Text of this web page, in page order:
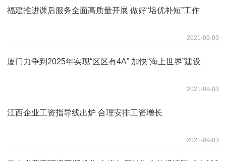
福建推进课后服务全面高质量开展 做好“培优补短”工作
2021-09-03
厦门力争到2025年实现“区区有4A” 加快“海上世界”建设
2021-09-03
江西企业工资指导线出炉 合理安排工资增长
2021-09-03